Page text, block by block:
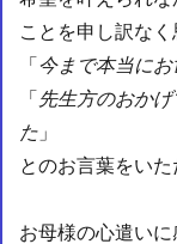
ことを申し訳な
「 今まで本当に
「 先生方のおか
た 」
とのお言葉をいた
お母様の心遣いに